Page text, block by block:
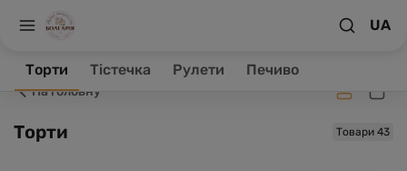
UA
Торти Тістечка Рулети Печиво
Заклад зачинено, ваше замовлення буде оброблене в
На головну
Торти Товари 43